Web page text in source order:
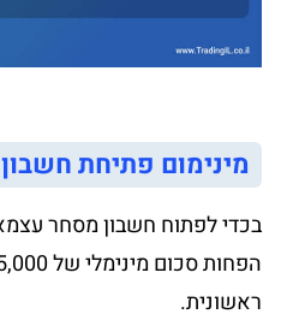
מינימום פתיחת חשבון IBI טרייד
ראשונית.